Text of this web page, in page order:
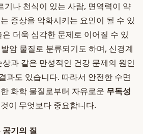
기나 천식이 있는 사람, 면역력이 약
증상을 악화시키는 요인이 될 수 있
더욱 심각한 문제로 이어질 수 있
암 물질로 분류되기도 하며, 신경계
과 같은 만성적인 건강 문제의 원인
과도 있습니다. 따라서 안전한 수면
화학 물질로부터 자유로운 무독성
이 무엇보다 중요합니다.
기의 질